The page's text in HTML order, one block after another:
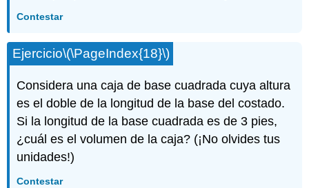
Contestar
Ejercicio\(\PageIndex{18}\)
Considera una caja de base cuadrada cuya altura
es el doble de la longitud de la base del costado.
Si la longitud de la base cuadrada es de 3 pies,
¿cuál es el volumen de la caja? (¡No olvides tus
unidades!)
Contestar